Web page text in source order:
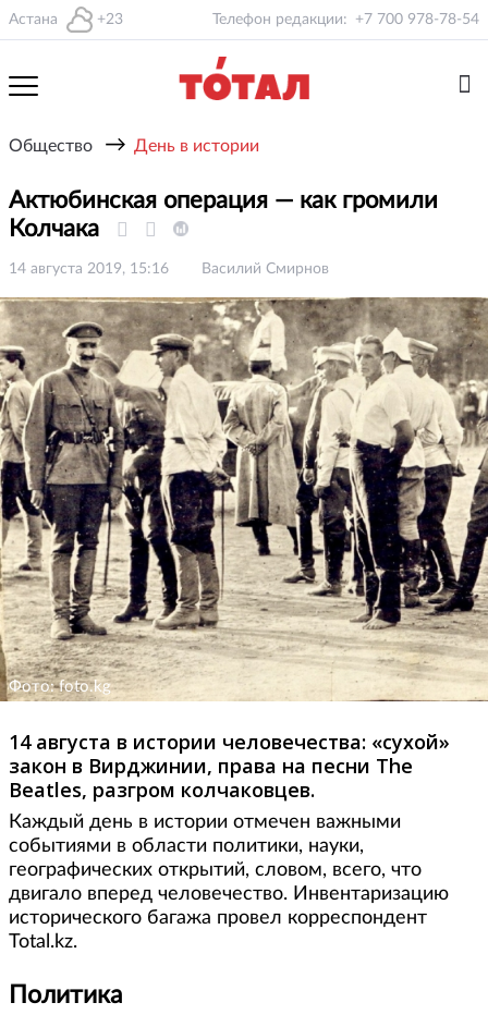
Астана +23 Телефон редакции: +7 700 978-78-54
Общество → День в истории
Актюбинская операция — как громили
Колчака
14 августа 2019, 15:16 Василий Смирнов
Фото: foto.kg
14 августа в истории человечества: «сухой»
закон в Вирджинии, права на песни The
Beatles, разгром колчаковцев.
Каждый день в истории отмечен важными
событиями в области политики, науки,
географических открытий, словом, всего, что
двигало вперед человечество. Инвентаризацию
исторического багажа провел корреспондент
Total.kz.
Политика